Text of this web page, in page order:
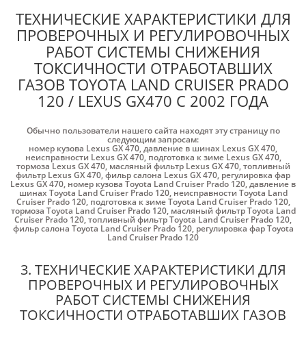
ТЕХНИЧЕСКИЕ ХАРАКТЕРИСТИКИ ДЛЯ
ПРОВЕРОЧНЫХ И РЕГУЛИРОВОЧНЫХ
РАБОТ СИСТЕМЫ СНИЖЕНИЯ
ТОКСИЧНОСТИ ОТРАБОТАВШИХ
ГАЗОВ TOYOTA LAND CRUISER PRADO
120 / LEXUS GX470 С 2002 ГОДА
Обычно пользователи нашего сайта находят эту страницу по
следующим запросам:
номер кузова Lexus GX 470,давление в шинах Lexus GX 470,
неисправности Lexus GX 470, подготовка к зиме Lexus GX 470,
тормоза Lexus GX 470, масляный фильтр Lexus GX 470,топливный
фильтр Lexus GX 470,фильр салона Lexus GX 470, регулировка фар
Lexus GX 470, номер кузова Toyota Land Cruiser Prado 120,давление в
шинах Toyota Land Cruiser Prado 120, неисправности Toyota Land
Cruiser Prado 120, подготовка к зиме Toyota Land Cruiser Prado 120,
тормоза Toyota Land Cruiser Prado 120, масляный фильтр Toyota Land
Cruiser Prado 120,топливный фильтр Toyota Land Cruiser Prado 120,
фильр салона Toyota Land Cruiser Prado 120, регулировка фар Toyota
Land Cruiser Prado 120
3. ТЕХНИЧЕСКИЕ ХАРАКТЕРИСТИКИ ДЛЯ
ПРОВЕРОЧНЫХ И РЕГУЛИРОВОЧНЫХ
РАБОТ СИСТЕМЫ СНИЖЕНИЯ
ТОКСИЧНОСТИ ОТРАБОТАВШИХ ГАЗОВ